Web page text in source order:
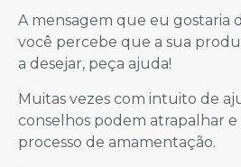
A mensagem que eu gostaria
você percebe que a sua
a desejar, peça ajuda!
Muitas vezes com intuito de
conselhos podem atrapalhar
processo de amamentação.